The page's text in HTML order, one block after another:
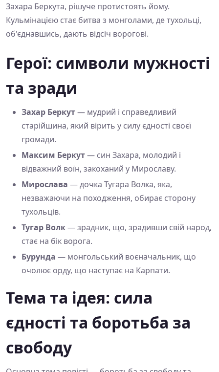
Захара Беркута, рішуче протистоять йому.
Кульмінацією стає битва з монголами, де тухольці,
об'єднавшись, дають відсіч ворогові.
Герої: символи мужності
та зради
Захар Беркут— мудрий і справедливий
старійшина, який вірить у силу єдності своєї
громади.
Максим Беркут— син Захара, молодий і
відважний воїн, закоханий у Мирославу.
Мирослава — дочка Тугара Волка, яка,
незважаючи на походження, обирає сторону
тухольців.
Тугар Волк— зрадник, що, зрадивши свій народ,
стає на бік ворога.
Бурунда — монгольський воєначальник, що
очолює орду, що наступає на Карпати.
Тема та ідея: сила
єдності та боротьба за
свободу